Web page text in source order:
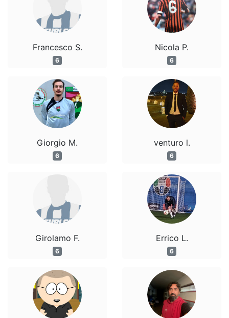
Francesco S.
6
Giorgio M.
6
Girolamo F.
6
Nicola P.
6
venturo l.
6
Errico L.
6